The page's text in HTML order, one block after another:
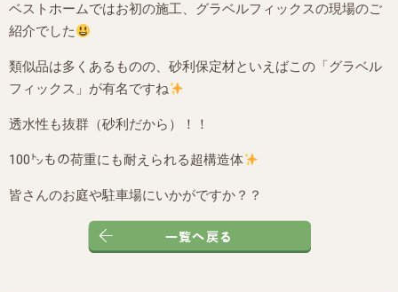
ベストホームではお初の施工、グラベルフィックスの現場のご
紹介でした
類似品は多くあるものの、砂利保定材といえばこの「グラベル
フィックス」が有名ですね
透水性も抜群（砂利だから）！！
100㌧もの荷重にも耐えられる超構造体
皆さんのお庭や駐車場にいかがですか？？